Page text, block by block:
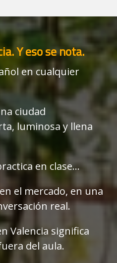
Y eso se nota.
en cualquier
ciudad
luminosa y llena
en clase…
el mercado, en una
real.
Valencia significa
del aula.